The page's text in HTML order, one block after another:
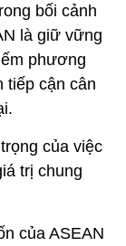
bối cảnh
là giữ vững
phương
tiếp cận cân
của việc
trị chung
của ASEAN